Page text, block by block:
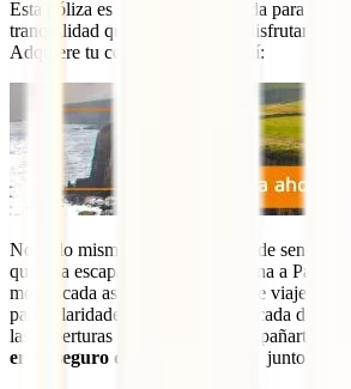
Esta póliza es la opción más chida para este
tranquilidad que necesitas para disfrutar
Adquiere tu cobertura desde aquí:
No es lo mismo planear un viaje de
que una escapada de fin de semana a París,
modo, cada asistencia y seguro de viaje
particularidades que se ajustan a cada
las coberturas que deberían acompañarte
en tu seguro de viaje a Europa
, junto con